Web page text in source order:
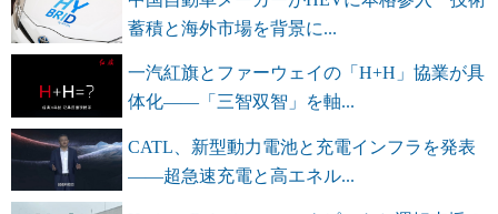
蓄積と海外市場を背景に...
一汽紅旗とファーウェイの「H+H」協業が具
体化――「三智双智」を軸...
CATL、新型動力電池と充電インフラを発表
――超急速充電と高エネル...